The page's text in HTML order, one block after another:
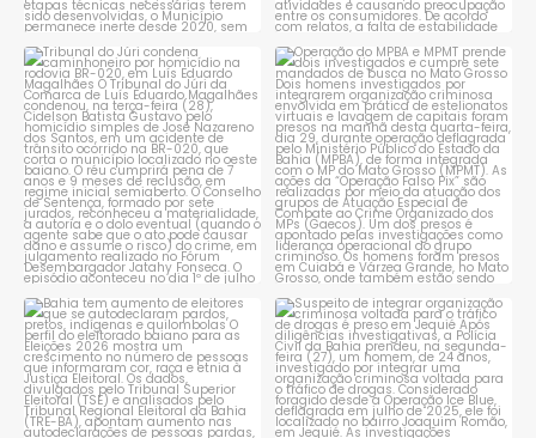
Tribunal do Júri condena
caminhoneiro por...
1 0
Operação do MPBA e MPMT
prende dois investigados e...
1 0
Bahia tem aumento de eleitores
que se autodeclaram...
1 0
Suspeito de integrar
organização criminosa
voltada...
1 0